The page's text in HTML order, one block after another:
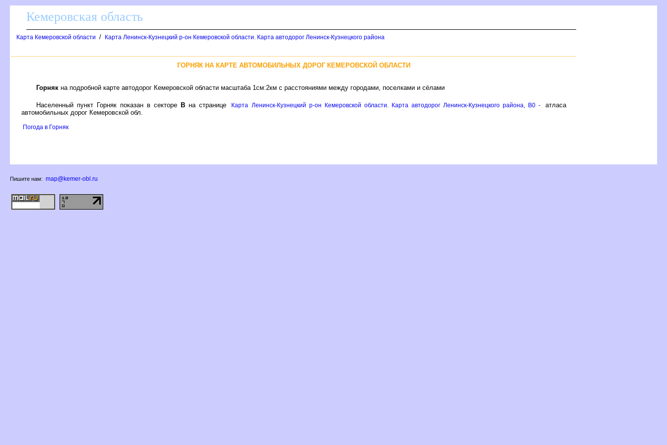
Кемеровская область
Карта Кемеровской области / Карта Ленинск-Кузнецкий р-он Кемеровской области. Карта автодорог Ленинск-Кузнецкого района
ГОРНЯК НА КАРТЕ АВТОМОБИЛЬНЫХ ДОРОГ КЕМЕРОВСКОЙ ОБЛАСТИ
Горняк на подробной карте автодорог Кемеровской области масштаба 1см:2км с расстояниями между городами, поселками и сёлами
Населенный пункт Горняк показан в секторе на странице Карта Ленинск-Кузнецкий р-он Кемеровской области. Карта автодорог Ленинск-Кузнецкого района, B0 -
атласа
автомобильных дорог Кемеровской обл.
Погода в Горняк
Пишите нам: map@kemer-obl.ru